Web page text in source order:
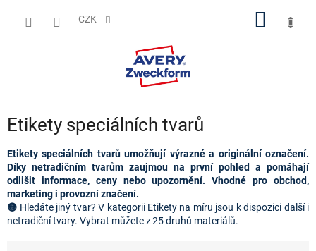
CZK
Etikety speciálních tvarů
Etikety speciálních tvarů umožňují výrazné a originální označení.
Díky netradičním tvarům zaujmou na první pohled a pomáhají
odlišit informace, ceny nebo upozornění. Vhodné pro obchod,
marketing i provozní značení.
🟡 Hledáte jiný tvar?V kategorii Etikety na míru jsou k dispozici další i
netradiční tvary. Vybrat můžete z 25 druhů materiálů.